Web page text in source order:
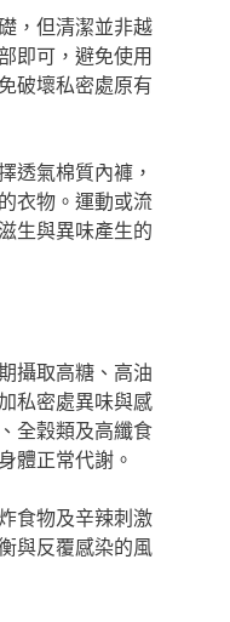
，但清潔並非越
即可，避免使用
破壞私密處原有
透氣棉質內褲，
衣物。運動或流
生與異味產生的
攝取高糖、高油
私密處異味與感
全穀類及高纖食
體正常代謝。
食物及辛辣刺激
與反覆感染的風